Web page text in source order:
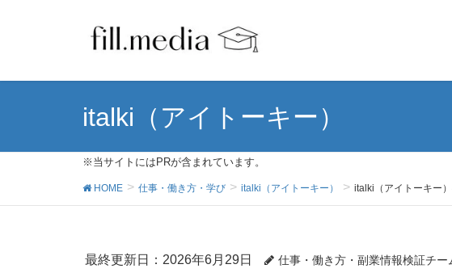
italki（アイトーキー）
※当サイトにはPRが含まれています。
HOME 仕事・働き方・学び italki（アイトーキー） italki（アイトーキー
最終更新日：2026年6月29日 仕事・働き方・副業情報検証チー